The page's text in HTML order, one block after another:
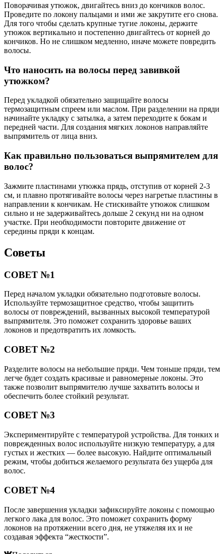
Поворачивая утюжок, двигайтесь вниз до кончиков волос.
Проведите по локону пальцами и ими же закрутите его снова.
Для того чтобы сделать крупные тугие локоны, держите
утюжок вертикально и постепенно двигайтесь от корней до
кончиков. Но не слишком медленно, иначе можете повредить
волосы.
Что наносить на волосы перед завивкой
утюжком?
Перед укладкой обязательно защищайте волосы
термозащитным спреем или маслом. При разделении на пряди
начинайте укладку с затылка, а затем переходите к бокам и
передней части. Для создания мягких локонов направляйте
выпрямитель от лица вниз.
Как правильно пользоваться выпрямителем для
волос?
Зажмите пластинами утюжка прядь, отступив от корней 2-3
см, и плавно протягивайте волосы через нагретые пластины в
направлении к кончикам. Не стискивайте утюжок слишком
сильно и не задерживайтесь дольше 2 секунд ни на одном
участке. При необходимости повторите движение от
середины пряди к концам.
Советы
СОВЕТ №1
Перед началом укладки обязательно подготовьте волосы.
Используйте термозащитное средство, чтобы защитить
волосы от повреждений, вызванных высокой температурой
выпрямителя. Это поможет сохранить здоровье ваших
локонов и предотвратить их ломкость.
СОВЕТ №2
Разделите волосы на небольшие пряди. Чем тоньше пряди, тем
легче будет создать красивые и равномерные локоны. Это
также позволит выпрямителю лучше захватить волосы и
обеспечить более стойкий результат.
СОВЕТ №3
Экспериментируйте с температурой устройства. Для тонких и
поврежденных волос используйте низкую температуру, а для
густых и жестких — более высокую. Найдите оптимальный
режим, чтобы добиться желаемого результата без ущерба для
волос.
СОВЕТ №4
После завершения укладки зафиксируйте локоны с помощью
легкого лака для волос. Это поможет сохранить форму
локонов на протяжении всего дня, не утяжеляя их и не
создавая эффекта “жесткости”.